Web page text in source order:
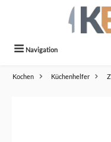
Navigation
Kochen Küchenhelfer